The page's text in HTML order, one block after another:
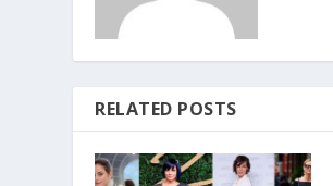
RELATED POSTS